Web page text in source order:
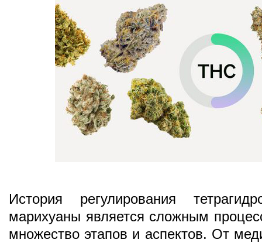
История регулирования
марихуаны является сложным
множество этапов и аспектов. От